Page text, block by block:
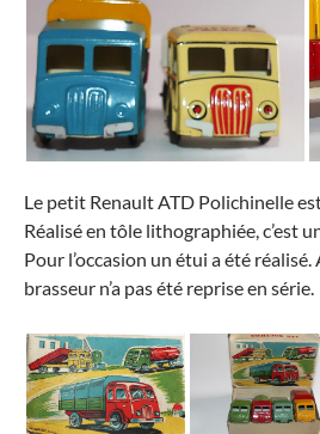
Le petit Renault ATD Polichinelle
Réalisé en tôle lithographiée, c’est
Pour l’occasion un étui a été
brasseur n’a pas été reprise en série.